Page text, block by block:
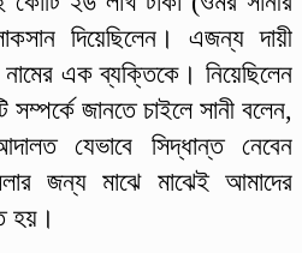
দিয়েছিলেন। এজন্য দায়ী
নামের এক ব্যক্তিকে। নিয়েছিলেন
জানতে চাইলে সানী বলেন,
যেভাবে সিদ্ধান্ত নেবেন
জন্য মাঝে মাঝেই আমাদের
হয়।